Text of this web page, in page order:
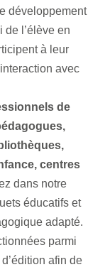
développement
de l’élève en
à leur
avec
de
centres
dans notre
éducatifs et
adapté.
parmi
afin de